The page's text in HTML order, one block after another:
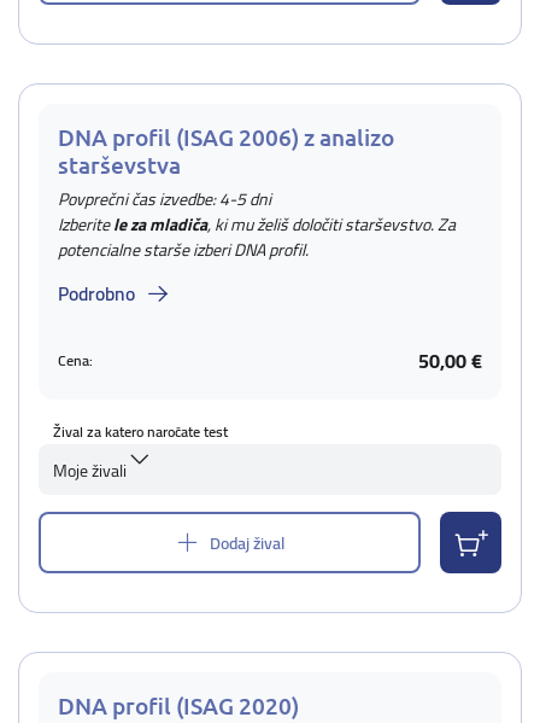
DNA profil (ISAG 2006) z analizo
starševstva
Povprečni čas izvedbe: 4-5 dni
Izberitele za mladiča, ki mu želiš določiti starševstvo. Za
potencialne starše izberi DNA profil.
Podrobno
Cena: 50,00 €
Žival za katero naročate test
Moje živali
Dodaj žival
DNA profil (ISAG 2020)